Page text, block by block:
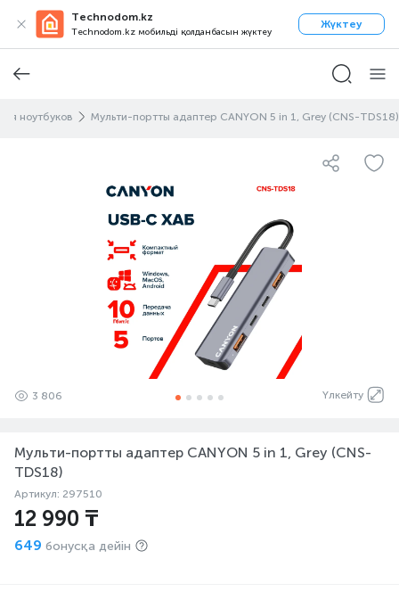
Technodom.kz
Technodom.kz мобильді қолданбасын жүктеу
Жүктеу
ноутбуков Мульти-портты адаптер CANYON 5 in 1, Grey (CNS-TDS18)
Үлкейту
3 806
Мульти-портты адаптер CANYON 5 in 1, Grey (CNS-
TDS18)
Артикул: 297510
12 990 ₸
649 бонусқа дейін